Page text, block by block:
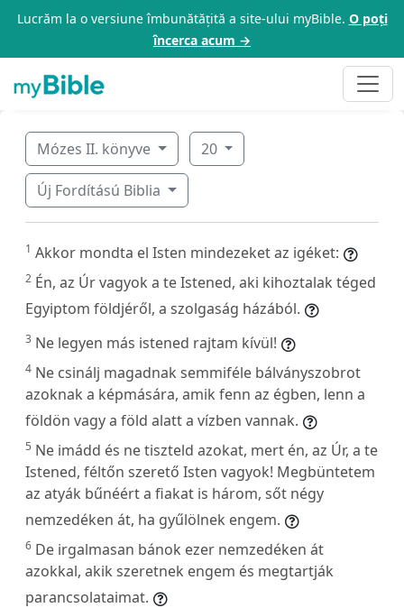
Lucrăm la o versiune îmbunătățită a site-ului myBible. O poți
încerca acum →
Mózes II. könyve 20
Új Fordítású Biblia
1 Akkor mondta el Isten mindezeket az igéket:
2 Én, az Úr vagyok a te Istened, aki kihoztalak téged
Egyiptom földjéről, a szolgaság házából.
3 Ne legyen más istened rajtam kívül!
4 Ne csinálj magadnak semmiféle bálványszobrot
azoknak a képmására, amik fenn az égben, lenn a
földön vagy a föld alatt a vízben vannak.
5 Ne imádd és ne tiszteld azokat, mert én, az Úr, a te
Istened, féltőn szerető Isten vagyok! Megbüntetem
az atyák bűnéért a fiakat is három, sőt négy
nemzedéken át, ha gyűlölnek engem.
6 De irgalmasan bánok ezer nemzedéken át
azokkal, akik szeretnek engem és megtartják
parancsolataimat.